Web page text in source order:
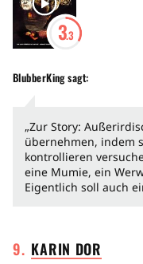
3.3
BlubberKingsagt:
„Zur Story:
übernehmen, indem
kontrollieren
eine Mumie, ein
Eigentlich soll auch
9. KARIN DOR